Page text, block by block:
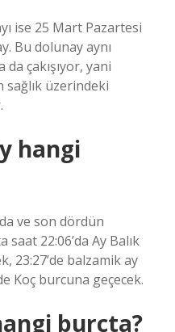
ise 25 Mart Pazartesi
Bu dolunay aynı
çakışıyor, yani
üzerindeki
hangi
ve son dördün
saat 22:06’da Ay Balık
23:27’de balzamik ay
Koç burcuna geçecek.
burçta?